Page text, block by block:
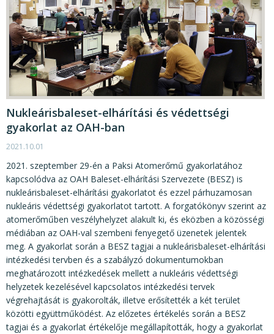
Nukleárisbaleset-elhárítási és védettségi
gyakorlat az OAH-ban
2021.10.01
2021. szeptember 29-én a Paksi Atomerőmű gyakorlatához
kapcsolódva az OAH Baleset-elhárítási Szervezete (BESZ) is
nukleárisbaleset-elhárítási gyakorlatot és ezzel párhuzamosan
nukleáris védettségi gyakorlatot tartott. A forgatókönyv szerint az
atomerőműben veszélyhelyzet alakult ki, és eközben a közösségi
médiában az OAH-val szembeni fenyegető üzenetek jelentek
meg. A gyakorlat során a BESZ tagjai a nukleárisbaleset-elhárítási
intézkedési tervben és a szabályzó dokumentumokban
meghatározott intézkedések mellett a nukleáris védettségi
helyzetek kezelésével kapcsolatos intézkedési tervek
végrehajtását is gyakorolták, illetve erősítették a két terület
közötti együttműködést. Az előzetes értékelés során a BESZ
tagjai és a gyakorlat értékelője megállapították, hogy a gyakorlat